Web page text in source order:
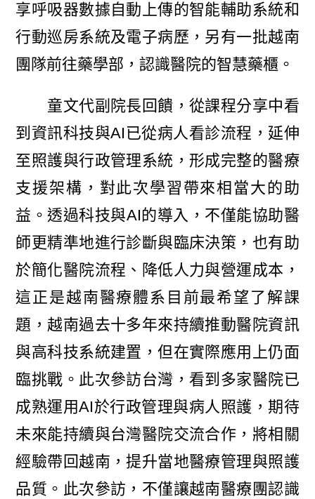
享呼吸器數據自動上傳的智能輔助系統和
行動巡房系統及電子病歷，另有一批越南
團隊前往藥學部，認識醫院的智慧藥櫃。
童文代副院長回饋，從課程分享中看
到資訊科技與AI已從病人看診流程，延伸
至照護與行政管理系統，形成完整的醫療
支援架構，對此次學習帶來相當大的助
益。透過科技與AI的導入，不僅能協助醫
師更精準地進行診斷與臨床決策，也有助
於簡化醫院流程、降低人力與營運成本，
這正是越南醫療體系目前最希望了解課
題，越南過去十多年來持續推動醫院資訊
與高科技系統建置，但在實際應用上仍面
臨挑戰。此次參訪台灣，看到多家醫院已
成熟運用AI於行政管理與病人照護，期待
未來能持續與台灣醫院交流合作，將相關
經驗帶回越南，提升當地醫療管理與照護
品質。此次參訪，不僅讓越南醫療團認識